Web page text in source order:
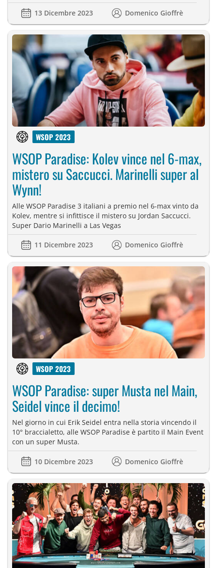
13 Dicembre 2023 Domenico Gioffrè
WSOP 2023
WSOP Paradise: Kolev vince nel 6-max,
mistero su Saccucci. Marinelli super al
Wynn!
Alle WSOP Paradise 3 italiani a premio nel 6-max vinto da
Kolev, mentre si infittisce il mistero su Jordan Saccucci.
Super Dario Marinelli a Las Vegas
11 Dicembre 2023 Domenico Gioffrè
WSOP 2023
WSOP Paradise: super Musta nel Main,
Seidel vince il decimo!
Nel giorno in cui Erik Seidel entra nella storia vincendo il
10° braccialetto, alle WSOP Paradise è partito il Main Event
con un super Musta.
10 Dicembre 2023 Domenico Gioffrè